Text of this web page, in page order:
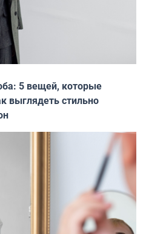
5 вещей, которые
выглядеть стильно